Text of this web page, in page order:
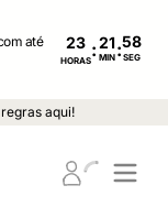
até
23
HORAS: MIN : SEG
aqui!